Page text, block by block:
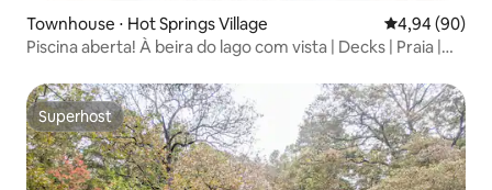
Townhouse ⋅ Hot Springs Village 4,94 de uma
4,94 (90)
Piscina aberta! À beira do lago com vista | Decks | Praia |
Superhost
Superhost